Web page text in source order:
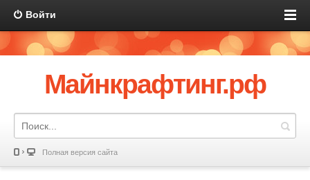
Войти
Майнкрафтинг.рф
Полная версия сайта